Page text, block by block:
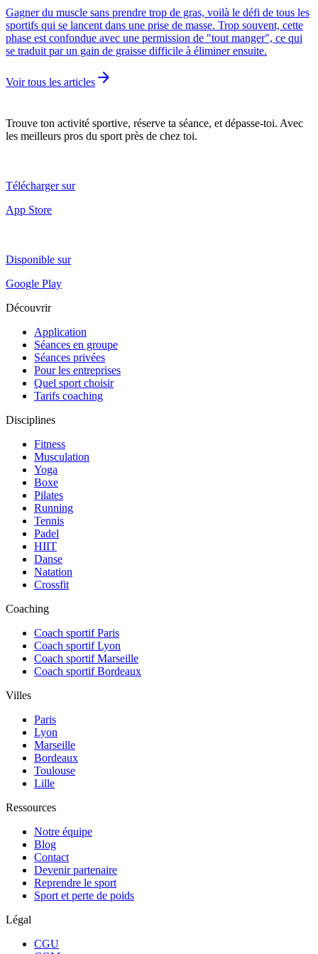
Gagner du muscle sans prendre trop de gras, voilà le défi de tous les
sportifs qui se lancent dans une prise de masse. Trop souvent, cette
phase est confondue avec une permission de "tout manger", ce qui
se traduit par un gain de graisse difficile à éliminer ensuite.
Voir tous les articles arrow_forward
Trouve ton activité sportive, réserve ta séance, et dépasse-toi. Avec
les meilleurs pros du sport près de chez toi.
Télécharger sur
App Store
Disponible sur
Google Play
Découvrir
Application
Séances en groupe
Séances privées
Pour les entreprises
Quel sport choisir
Tarifs coaching
Disciplines
Fitness
Musculation
Yoga
Boxe
Pilates
Running
Tennis
Padel
HIIT
Danse
Natation
Crossfit
Coaching
Coach sportif Paris
Coach sportif Lyon
Coach sportif Marseille
Coach sportif Bordeaux
Villes
Paris
Lyon
Marseille
Bordeaux
Toulouse
Lille
Ressources
Notre équipe
Blog
Contact
Devenir partenaire
Reprendre le sport
Sport et perte de poids
Légal
CGU